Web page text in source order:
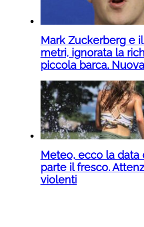
Mark Zuckerberg e
metri, ignorata la
piccola barca.
Meteo, ecco la data
parte il fresco.
violenti